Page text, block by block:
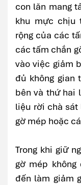
con lăn mang
khu mực chịu
rộng của các
các tấm chắn
vào việc giảm
đủ không gian
bên và thứ hai
liệu rời chà sát
gờ mép hoặc
Trong khi giữ
gờ mép
đến làm giảm